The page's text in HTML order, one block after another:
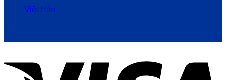
Việt Hàn